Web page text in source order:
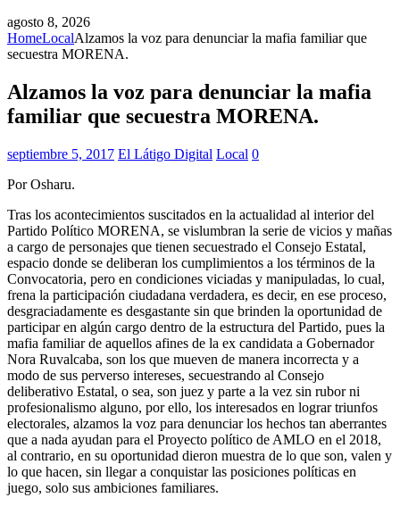
agosto 8, 2026
HomeLocalAlzamos la voz para denunciar la mafia familiar que
secuestra MORENA.
Alzamos la voz para denunciar la mafia
familiar que secuestra MORENA.
septiembre 5, 2017 El Látigo Digital Local 0
Por Osharu.
Tras los acontecimientos suscitados en la actualidad al interior del
Partido Político MORENA, se vislumbran la serie de vicios y mañas
a cargo de personajes que tienen secuestrado el Consejo Estatal,
espacio donde se deliberan los cumplimientos a los términos de la
Convocatoria, pero en condiciones viciadas y manipuladas, lo cual,
frena la participación ciudadana verdadera, es decir, en ese proceso,
desgraciadamente es desgastante sin que brinden la oportunidad de
participar en algún cargo dentro de la estructura del Partido, pues la
mafia familiar de aquellos afines de la ex candidata a Gobernador
Nora Ruvalcaba, son los que mueven de manera incorrecta y a
modo de sus perverso intereses, secuestrando al Consejo
deliberativo Estatal, o sea, son juez y parte a la vez sin rubor ni
profesionalismo alguno, por ello, los interesados en lograr triunfos
electorales, alzamos la voz para denunciar los hechos tan aberrantes
que a nada ayudan para el Proyecto político de AMLO en el 2018,
al contrario, en su oportunidad dieron muestra de lo que son, valen y
lo que hacen, sin llegar a conquistar las posiciones políticas en
juego, solo sus ambiciones familiares.